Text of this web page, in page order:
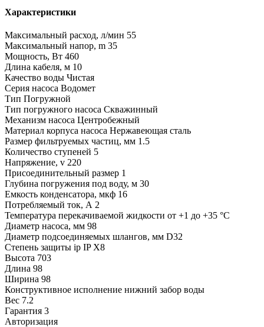
Характеристики
Максимальный расход, л/мин 55
Максимальный напор, m 35
Мощность, Вт 460
Длина кабеля, м 10
Качество воды Чистая
Серия насоса Водомет
Тип Погружной
Тип погружного насоса Скважинный
Механизм насоса Центробежный
Материал корпуса насоса Нержавеющая сталь
Размер фильтруемых частиц, мм 1.5
Количество ступеней 5
Напряжение, v 220
Присоединительный размер 1
Глубина погружения под воду, м 30
Емкость конденсатора, мкф 16
Потребляемый ток, А 2
Температура перекачиваемой жидкости от +1 до +35 °C
Диаметр насоса, мм 98
Диаметр подсоединяемых шлангов, мм D32
Степень защиты ip IP Х8
Высота 703
Длина 98
Ширина 98
Конструктивное исполнение нижний забор воды
Вес 7.2
Гарантия 3
Авторизация